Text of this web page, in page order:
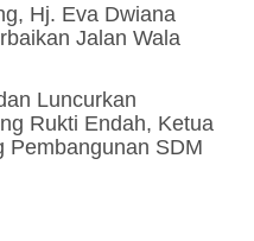
Hj. Eva Dwiana
Jalan Wala
Luncurkan
Rukti Endah, Ketua
Pembangunan SDM